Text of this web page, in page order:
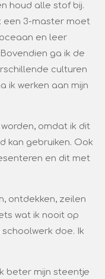
houd alle stof bij.
een 3-master moet
en leer
ga ik de
culturen
ik werken aan mijn
omdat ik dit
kan gebruiken. Ook
en dit met
ontdekken, zeilen
wat ik nooit op
doe. Ik
beter mijn steentje